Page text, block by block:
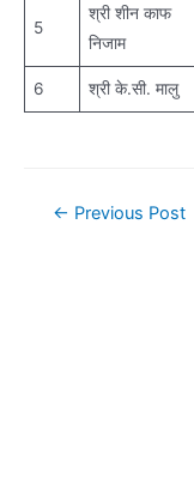
5
श्री शीन काफ
निजाम
6 श्री के.सी. मालु
Post← Previous Post